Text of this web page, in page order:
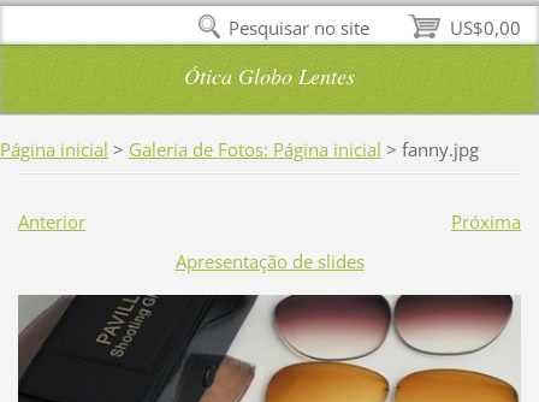
Ótica Globo Lentes
Página inicial > Galeria de Fotos: Página inicial > fanny.jpg
Anterior
Próxima
Apresentação de slides
US$0,00
Pesquisar no site